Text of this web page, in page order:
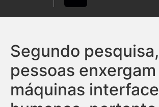
Segundo pesquisa,
pessoas
máquinas